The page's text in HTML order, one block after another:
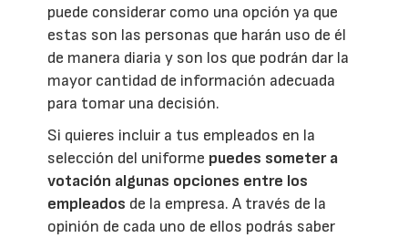
puede considerar como una opción ya que
estas son las personas que harán uso de él
de manera diaria y son los que podrán dar la
mayor cantidad de información adecuada
para tomar una decisión.
Si quieres incluir a tus empleados en la
selección del uniforme puedes someter a
votación algunas opciones entre los
empleados de la empresa. A través de la
opinión de cada uno de ellos podrás saber